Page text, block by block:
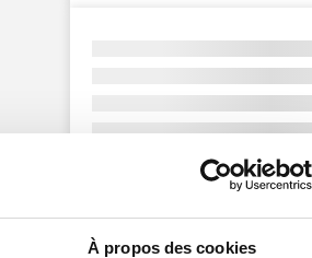
À propos des cookies